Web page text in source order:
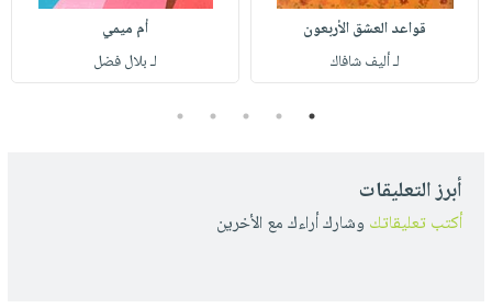
قواعد العشق الأربعون
لـ أليف شافاك
أم ميمي
لـ بلال فضل
1
2
3
4
5
أبرز التعليقات
أكتب تعليقاتك وشارك أراءك مع الأخرين